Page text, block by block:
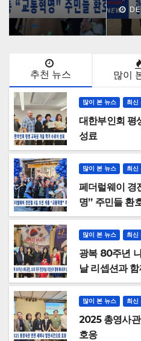
DEC 2, 2025
추천 뉴스 많이
많이 본 뉴스 최신
대한부인회 평
성료
많이 본 뉴스 최신
페더럴웨이 경
명” 주민들 환
많이 본 뉴스 최신
광복 80주년
날 리셉션과
많이 본 뉴스 최신
2025 총영사
호응